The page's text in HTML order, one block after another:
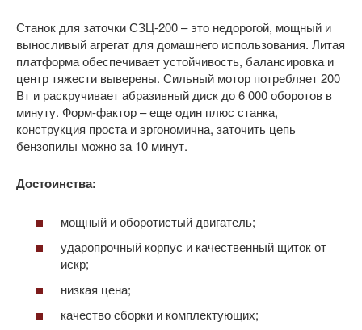
Станок для заточки СЗЦ-200 – это недорогой, мощный и
выносливый агрегат для домашнего использования. Литая
платформа обеспечивает устойчивость, балансировка и
центр тяжести выверены. Сильный мотор потребляет 200
Вт и раскручивает абразивный диск до 6 000 оборотов в
минуту. Форм-фактор – еще один плюс станка,
конструкция проста и эргономична, заточить цепь
бензопилы можно за 10 минут.
Достоинства:
мощный и оборотистый двигатель;
ударопрочный корпус и качественный щиток от
искр;
низкая цена;
качество сборки и комплектующих;